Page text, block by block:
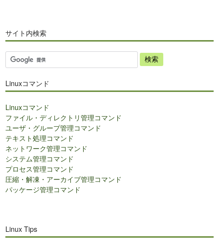
サイト内検索
サ
イ
内
索
Linuxコマンド
Linuxコマンド
ファイル・ディレクトリ管理コマンド
ユーザ・グループ管理コマンド
テキスト処理コマンド
ネットワーク管理コマンド
システム管理コマンド
プロセス管理コマンド
圧縮・解凍・アーカイブ管理コマンド
パッケージ管理コマンド
Linux Tips